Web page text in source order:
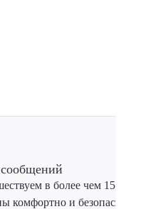
в более чем 15 стран
комфортно и безопасно.